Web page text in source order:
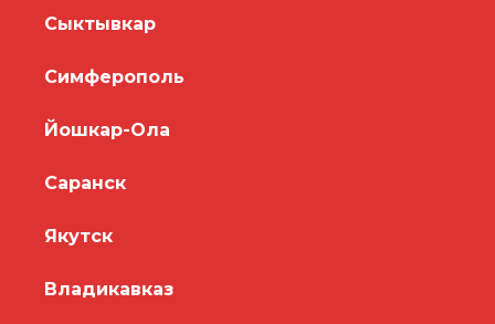
Сыктывкар
Симферополь
Йошкар-Ола
Саранск
Якутск
Владикавказ